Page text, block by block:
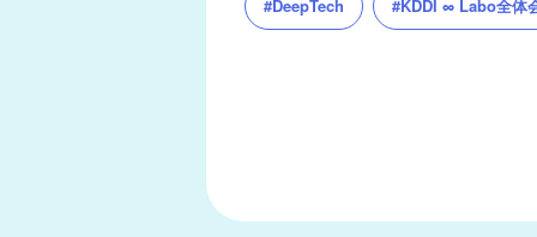
#DeepTech #KDDI ∞ Labo全体